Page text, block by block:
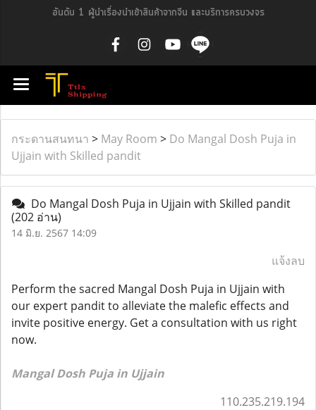
อันดับ 1 ผู้นำเรื่องนำเข้าสินค้าจากจีน และบริการครบวงจร
กระดานสนทนา > May Room > Do Mangal Dosh Puja in
Ujjain with Skilled pandit
Do Mangal Dosh Puja in Ujjain with Skilled pandit
(202 อ่าน)
14 มิ.ย. 2567 14:09
แจ้งลบ
Perform the sacred Mangal Dosh Puja in Ujjain with
our expert pandit to alleviate the malefic effects and
invite positive energy. Get a consultation with us right
now.
Mangal Dosh Puja in Ujjain
110.235.219.194